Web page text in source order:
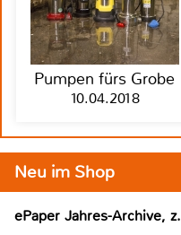
Pumpen fürs Grobe
10.04.2018
Neu im Shop
ePaper Jahres-Archive,